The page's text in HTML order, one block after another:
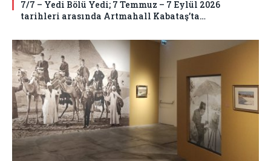
7/7 – Yedi Bölü Yedi; 7 Temmuz – 7 Eylül 2026
tarihleri arasında Artmahall Kabataş’ta…